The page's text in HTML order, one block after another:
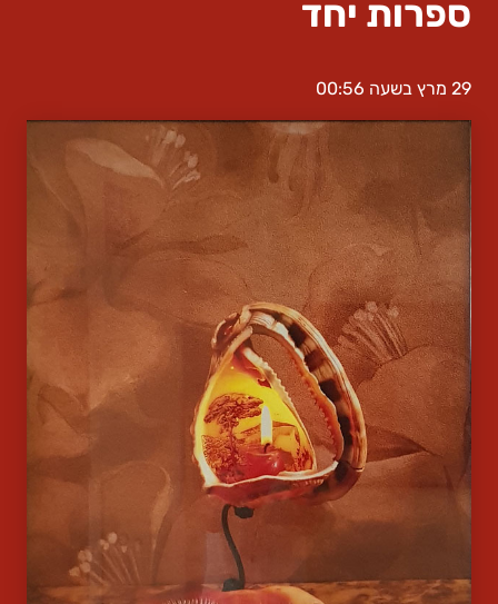
התמחות חד שנתית
180 שעות
ספרות יחד
29 מרץ בשעה 00:56